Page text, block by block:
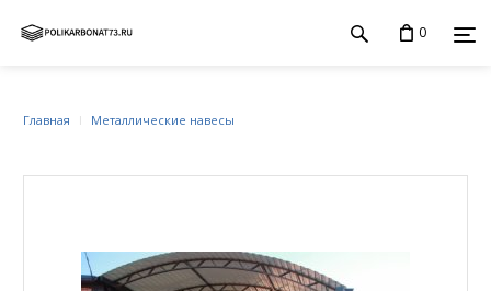
0
Главная Металлические навесы